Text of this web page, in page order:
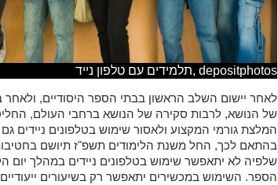
depositphotos ,תלמידים עם טלפון נייד
לאחר יישום השלב הראשון בבתי הספר היסודיים, ולאחר
של הנושא, לרבות סקירה של הנושא ברחבי העולם,
המלצת גורמי המקצוע ולאסור שימוש בטלפונים ניידים
בהתאם לכך, החל משנת הלימודים תשפ"ז תיושם
שלפיה לא יתאפשר שימוש בטלפונים ניידים במהלך יום
הספר. השימוש במכשירים יתאפשר רק בשיעורים